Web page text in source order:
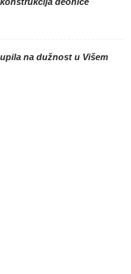
na dužnost u Višem